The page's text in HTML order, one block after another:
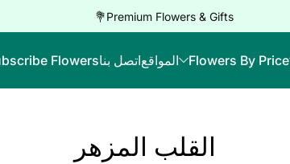
Premium Flowers & Gifts💐
Flowers By Price المواقعاتصل بناFlowers
القلب المزهر